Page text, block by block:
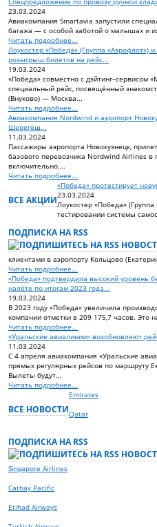
23.03.2024
Авиакомпания Smartavia запустили
багажа — с особой заботой о малышах и
Читать подробнее...
Лоукостер «Победа» (Группа «Аэрофлот»)
розыгрыш билетов на рейс...
19.03.2024
«Победа» совместно с дэйтинг–сервисом
специальный рейс, посвящённый
(Внуково) — Москва...
Читать подробнее...
Авиакомпания Nordwind и аэропорт
Шерегеш...
11.03.2024
Пассажиры аэропорта Новокузнецк,
базового перевозчика Nordwind Airlines в
включительно,...
Читать подробнее...
ВСЕ АКЦИИ
ПОДПИСКА НА RSS
«Победа» протестирует
23.03.2024
Лоукостер «Победа»
тестировании системы
клиентами в аэропорту Кольцово
Читать подробнее...
«Победа» подтвердила высокий уровень
налёте по итогам 2023 года...
19.03.2024
В 2023 году «Победа» увеличила
компании отметки в 209 175,7 часов. Это
Читать подробнее...
«Уральские авиалинии» возобновляют
11.03.2024
С 4 апреля авиакомпания «Уральские
прямых регулярных рейсов по маршруту
Вылеты будут...
Читать подробнее...
ВСЕ НОВОСТИ
ПОДПИСКА НА RSS
Emirates
Qatar
Singapore Airlines
Сathay Pacific
Etihad Airways